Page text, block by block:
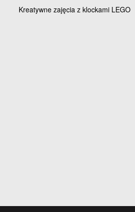
Kreatywne zajęcia z klockami LEGO